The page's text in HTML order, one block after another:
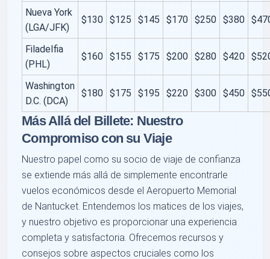
Nueva York
(LGA/JFK)
$130 $125 $145 $170 $250 $380
Filadelfia
(PHL)
$160 $155 $175 $200 $280 $420
Washington
D.C. (DCA)
$180 $175 $195 $220 $300 $450
Más Allá del Billete: Nuestro
Compromiso con su Viaje
Nuestro papel como su socio de viaje de confianza
se extiende más allá de simplemente encontrarle
vuelos económicos desde el Aeropuerto Memorial
de Nantucket. Entendemos los matices de los viajes,
y nuestro objetivo es proporcionar una experiencia
completa y satisfactoria. Ofrecemos recursos y
consejos sobre aspectos cruciales como los